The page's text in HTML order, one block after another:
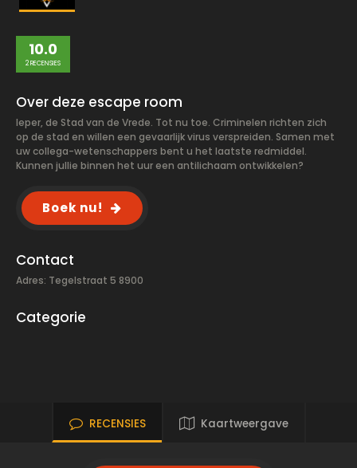
10.0
2 RECENSIES
Over deze escape room
Ieper, de Stad van de Vrede. Tot nu toe. Criminelen richten zich
op de stad en willen een gevaarlijk virus verspreiden. Samen met
uw collega-wetenschappers bent u het laatste redmiddel.
Kunnen jullie binnen het uur een antilichaam ontwikkelen?
Boek nu!
Contact
Adres: Tegelstraat 5 8900
Categorie
RECENSIES Kaartweergave